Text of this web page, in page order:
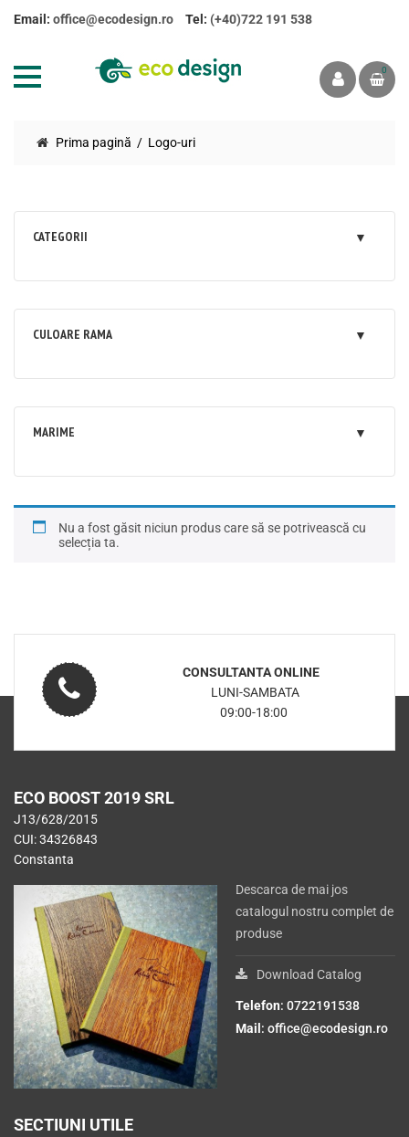
Email: office@ecodesign.ro Tel: (+40)722 191 538
0
Prima pagină Logo-uri
CATEGORII
CULOARE RAMA
MARIME
Nu a fost găsit niciun produs care să se potrivească cu
selecția ta.
CONSULTANTA ONLINE
LUNI-SAMBATA
09:00-18:00
ECO BOOST 2019 SRL
J13/628/2015
CUI: 34326843
Constanta
Descarca de mai jos
catalogul nostru complet de
produse
Download Catalog
Telefon: 0722191538
Mail : office@ecodesign.ro
SECTIUNI UTILE